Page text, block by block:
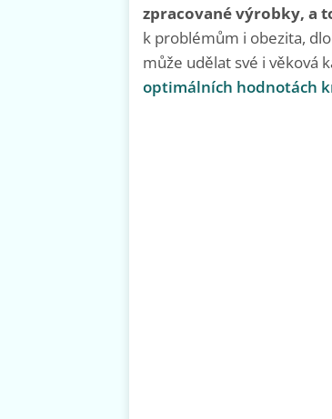
zpracované výrobky, a
k problémům i obezita,
může udělat své i věková
optimálních hodnotách